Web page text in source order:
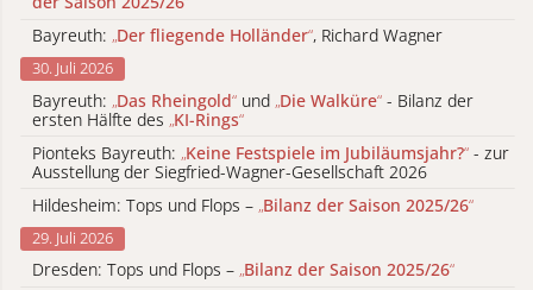
Bayreuth: „Der fliegende Holländer“, Richard Wagner
30. Juli 2026
Bayreuth: „Das Rheingold“ und „Die Walküre“ - Bilanz der
ersten Hälfte des „KI-Rings“
Pionteks Bayreuth: „Keine Festspiele im Jubiläumsjahr?“ - zur
Ausstellung der Siegfried-Wagner-Gesellschaft 2026
Hildesheim: Tops und Flops – „Bilanz der Saison 2025/26“
29. Juli 2026
Dresden: Tops und Flops – „Bilanz der Saison 2025/26“